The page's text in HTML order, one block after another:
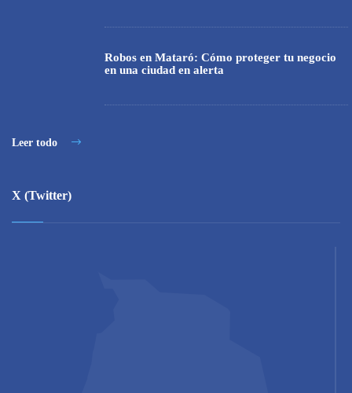
Robos en Mataró: Cómo proteger tu negocio
en una ciudad en alerta
Leer todo
X (Twitter)